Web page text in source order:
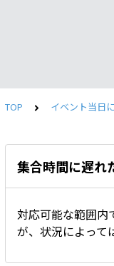
TOP イベント当日
集合時間に遅れ
対応可能な範囲内
が、状況によって